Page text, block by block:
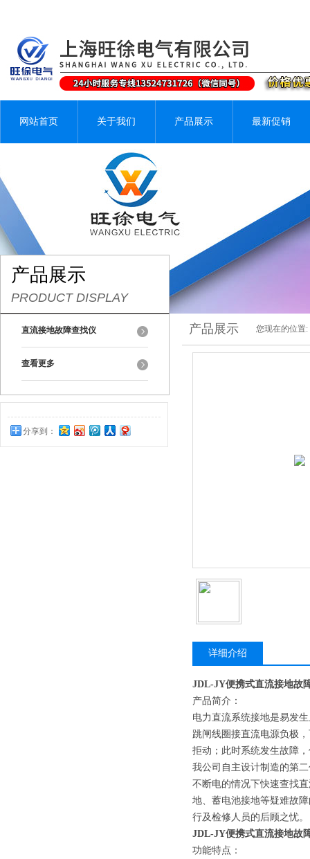
网站首页 关于我们 产品展示 最新促销
产品展示
PRODUCT DISPLAY
直流接地故障查找仪
查看更多
分享到：
产品展示 您现在的位置:
详细介绍
JDL-JY便携式直流接地故
产品简介：
电力直流系统接地是易发
跳闸线圈接直流电源负极
拒动；此时系统发生故障
我公司自主设计制造的第
不断电的情况下快速查找
地、蓄电池接地等疑难故
行及检修人员的后顾之忧。
JDL-JY便携式直流接地故
功能特点：